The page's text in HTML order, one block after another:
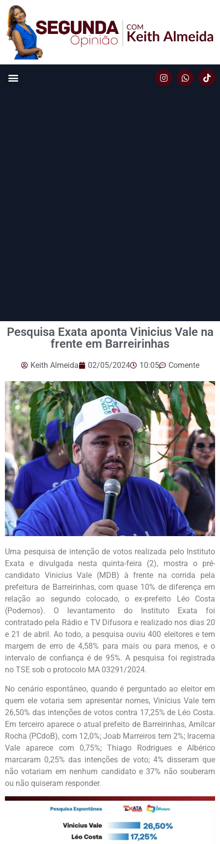
Pesquisa Exata aponta Vinicius Vale na
frente em Barreirinhas
Keith Almeida 02/05/2024 10:05 Comente
Uma pesquisa de intenção de votos realizada pelo Instituto
Exata e divulgada nesta quinta-feira (2), mostra o pré-
candidato Vinicius Vale (MDB) à frente na corrida pela
prefeitura de Barreirinhas, com quase 10% de diferença em
relação ao segundo colocado, o ex-prefeito Léo Costa
(Podemos). O levantamento do Instituto Exata foi
contratado pela Rádio e TV Difusora e realizado nos dias 20
e 21 de abril. Ao todo, a pesquisa ouviu 400 eleitores e tem
margem de erro de 4,58% para mais ou para menos, e o
intervalo de confiança é de 95%. A pesquisa foi registrada
no TSE sob o protocolo MA 03291/2024.
No cenário espontâneo, quando é perguntado ao eleitor em
quem ele votaria sem apresentar nomes, Vinícius Vale tem
26,50% das intenções de votos contra 17,25% de Léo Costa.
Em terceiro aparece o atual prefeito de Barreirinhas, Amílcar
Rocha (PCdoB), com 12,0%; Joab Marreiros tem 2%; Iracema
Vale aparece com 0,75%; Thiago Rodrigues e Albérico
marcaram 0,25% das intenções de voto; 4% disseram que
não votariam em nenhum candidato e 37% não souberam
ou não quiseram responder.